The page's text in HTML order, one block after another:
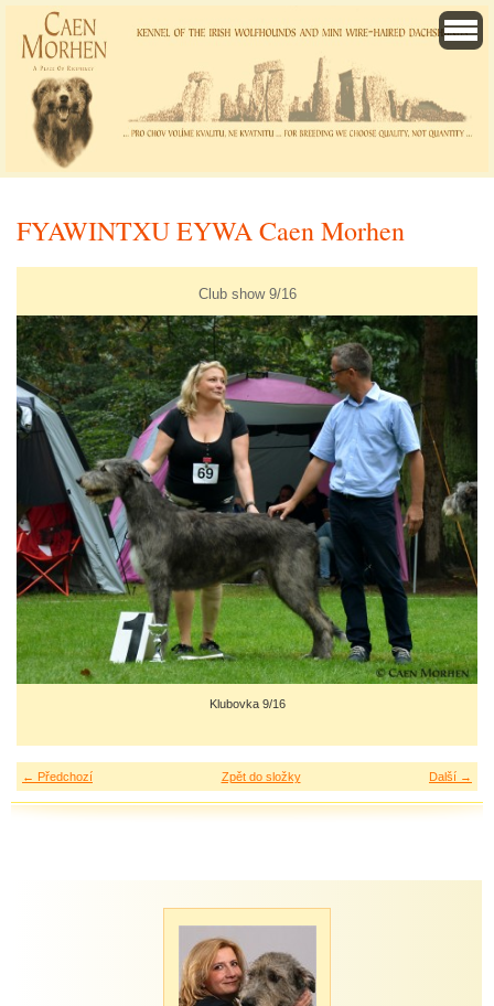
FYAWINTXU EYWA Caen Morhen
Club show 9/16
Klubovka 9/16
← Předchozí Další →
Zpět do složky